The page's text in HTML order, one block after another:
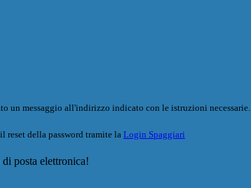
un messaggio all'indirizzo indicato con le istruzioni necessarie.
reset della password tramite la Login Spaggiari
posta elettronica!